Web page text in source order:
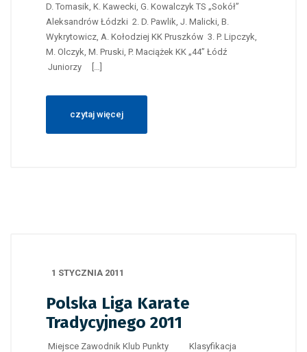
D. Tomasik, K. Kawecki, G. Kowalczyk TS „Sokół”
Aleksandrów Łódzki 2. D. Pawlik, J. Malicki, B.
Wykrytowicz, A. Kołodziej KK Pruszków 3. P. Lipczyk,
M. Olczyk, M. Pruski, P. Maciążek KK „44” Łódź
Juniorzy […]
czytaj więcej
1 STYCZNIA 2011
Polska Liga Karate
Tradycyjnego 2011
Miejsce Zawodnik Klub Punkty Klasyfikacja